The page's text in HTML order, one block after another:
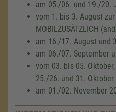
am 05./06. und 19./20.
vom 1. bis 3. August zur
MOBILZUSÄTZLICH
am 16./17. August und
am 06./07. September
vom 03. bis 05.
25./26. und 31. Oktober
am 01./02. November